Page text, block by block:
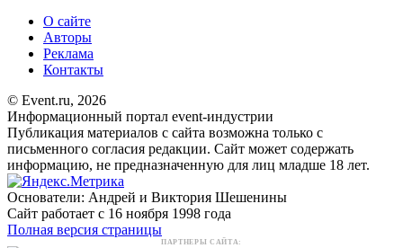
О сайте
Авторы
Реклама
Контакты
© Event.ru, 2026
Информационный портал event-индустрии
Публикация материалов с сайта возможна только с
письменного согласия редакции. Сайт может содержать
информацию, не предназначенную для лиц младше 18 лет.
Основатели: Андрей и Виктория Шешенины
Сайт работает с 16 ноября 1998 года
Полная версия страницы
ПАРТНЕРЫ САЙТА: